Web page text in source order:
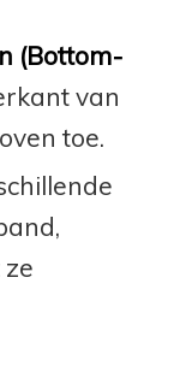
(Bottom-
van
toe.